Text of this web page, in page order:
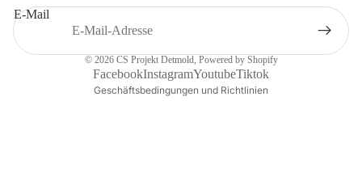
E-Mail
© 2026 CS Projekt Detmold, Powered by Shopify
FacebookInstagramYoutubeTiktok
Geschäftsbedingungen und Richtlinien
Versand
Kontaktinformationen